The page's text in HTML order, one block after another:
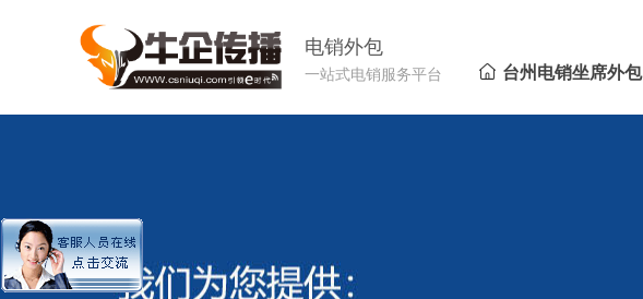
电销外包
一站式电销服务平台 台州电销坐席外包